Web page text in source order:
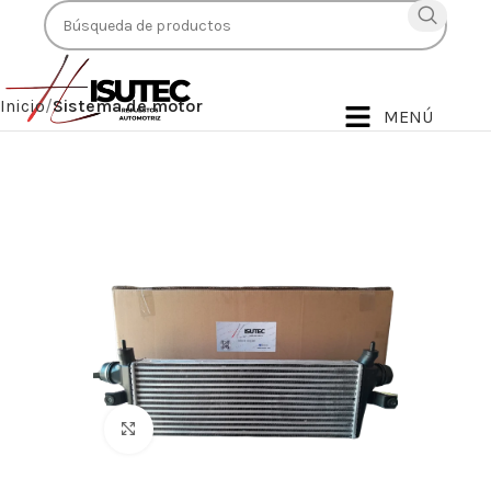
MENÚ
Inicio Sistema de motor
Haga Click para agrandar